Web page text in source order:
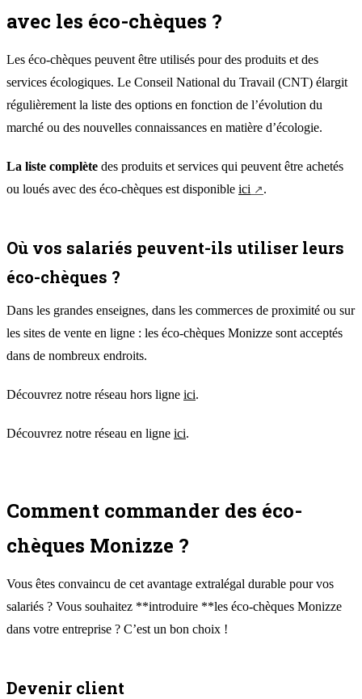
avec les éco-chèques ?
Les éco-chèques peuvent être utilisés pour des produits et des
services écologiques. Le Conseil National du Travail (CNT) élargit
régulièrement la liste des options en fonction de l’évolution du
marché ou des nouvelles connaissances en matière d’écologie.
La liste complète des produits et services qui peuvent être achetés
ou loués avec des éco-chèques est disponible ici .
Où vos salariés peuvent-ils utiliser leurs
éco-chèques ?
Dans les grandes enseignes, dans les commerces de proximité ou sur
les sites de vente en ligne : les éco-chèques Monizze sont acceptés
dans de nombreux endroits.
Découvrez notre réseau hors ligne ici.
Découvrez notre réseau en ligne ici.
Comment commander des éco-
chèques Monizze ?
Vous êtes convaincu de cet avantage extralégal durable pour vos
salariés ? Vous souhaitez **introduire **les éco-chèques Monizze
dans votre entreprise ? C’est un bon choix !
Devenir client